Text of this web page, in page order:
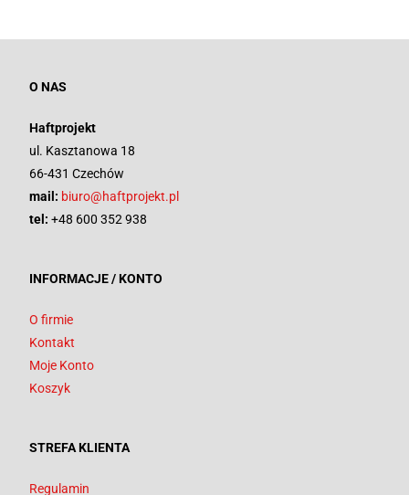
O NAS
Haftprojekt
ul. Kasztanowa 18
66-431 Czechów
mail: biuro@haftprojekt.pl
tel: +48 600 352 938
INFORMACJE / KONTO
O firmie
Kontakt
Moje Konto
Koszyk
STREFA KLIENTA
Regulamin